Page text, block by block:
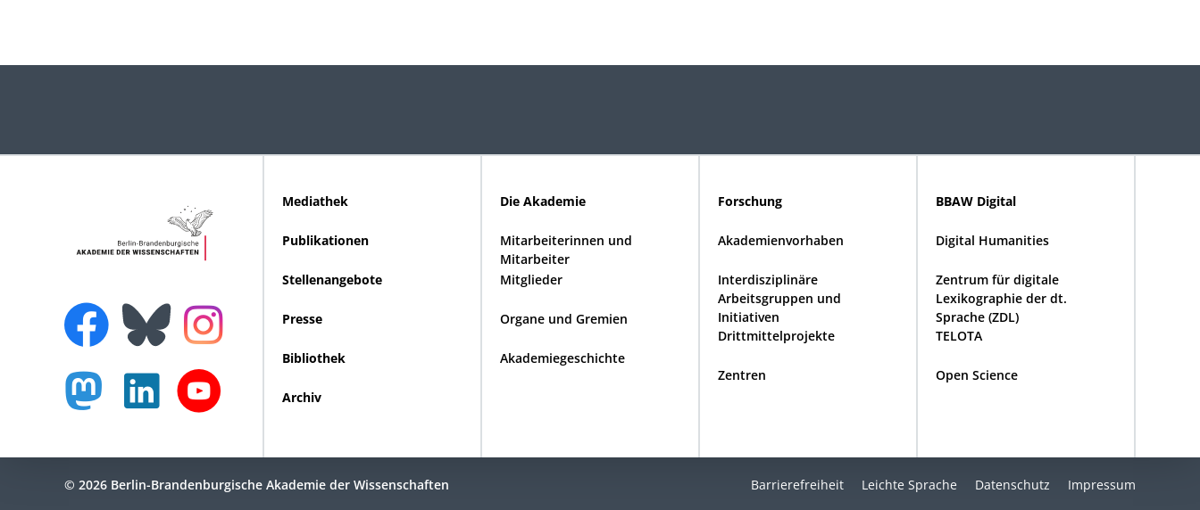
Mediathek
Publikationen
Stellenangebote
Presse
Bibliothek
Archiv
Die Akademie
Mitarbeiterinnen und
Mitarbeiter
Mitglieder
Organe und Gremien
Akademiegeschichte
Forschung
Akademienvorhaben
Interdisziplinäre
Arbeitsgruppen und
Initiativen
Drittmittelprojekte
Zentren
BBAW Digital
Digital Humanities
Zentrum für digitale
Lexikographie der dt.
Sprache (ZDL)
TELOTA
Open Science
Barrierefreiheit Leichte Sprache Datenschutz Impressum
© 2026 Berlin-Brandenburgische Akademie der Wissenschaften